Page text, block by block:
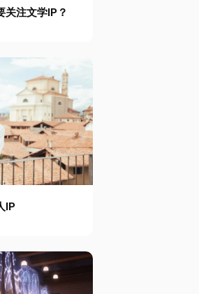
关注文学IP？
IP